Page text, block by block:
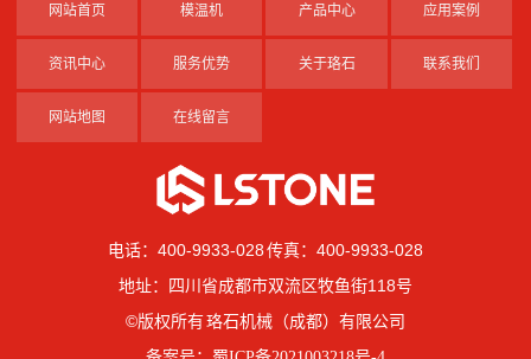
网站首页 模温机 产品中心 应用案例
资讯中心 服务优势 关于珞石 联系我们
网站地图 在线留言
电话：400-9933-028 传真：400-9933-028
地址：四川省成都市双流区牧鱼街118号
©版权所有 珞石机械（成都）有限公司